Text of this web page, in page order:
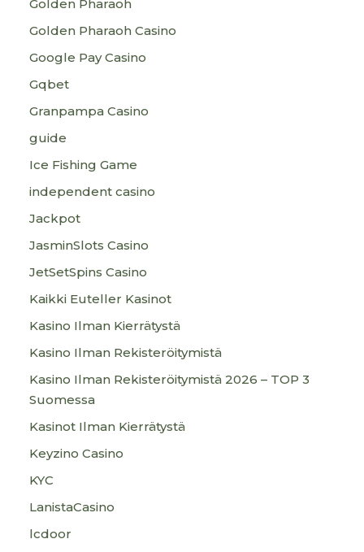
Golden Pharaoh
Golden Pharaoh Casino
Google Pay Casino
Gqbet
Granpampa Casino
guide
Ice Fishing Game
independent casino
Jackpot
JasminSlots Casino
JetSetSpins Casino
Kaikki Euteller Kasinot
Kasino Ilman Kierrätystä
Kasino Ilman Rekisteröitymistä
Kasino Ilman Rekisteröitymistä 2026 – TOP 3
Suomessa
Kasinot Ilman Kierrätystä
Keyzino Casino
KYC
LanistaCasino
lcdoor